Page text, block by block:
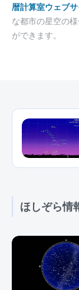
暦計算室ウェブサ
な都市の星空の
ができます。
ほしぞら情